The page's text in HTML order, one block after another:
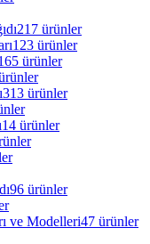
217 ürünler
123 ürünler
ürünler
313 ürünler
14 ürünler
96 ürünler
ve Modelleri47 ürünler